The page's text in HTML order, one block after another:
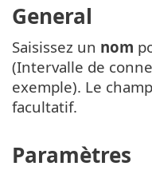
General
Saisissez un nom
(Intervalle de
exemple). Le champ
facultatif.
Paramètres